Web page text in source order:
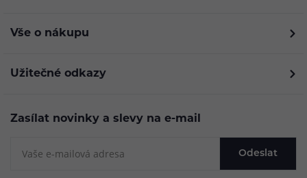
Vše o nákupu
Užitečné odkazy
Zasílat novinky a slevy na e-mail
Odeslat